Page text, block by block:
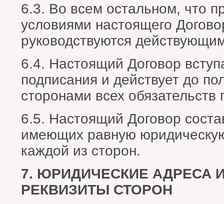
6.3. Во всем остальном, что
условиями настоящего
руководствуются
6.4. Настоящий Договор
подписания и действует до
сторонами всех обязательств
6.5. Настоящий Договор
имеющих равную
каждой из сторон.
7. ЮРИДИЧЕСКИЕ АДРЕСА
РЕКВИЗИТЫ СТОРОН